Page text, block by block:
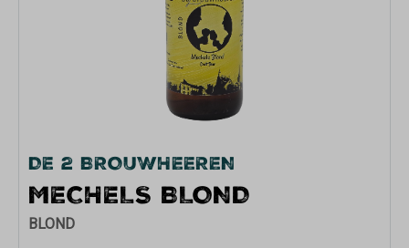
DE 2 BROUWHEEREN
MECHELS BLOND
BLOND